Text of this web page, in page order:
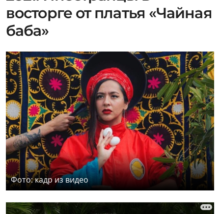
восторге от платья «Чайная
баба»
Фото: кадр из видео